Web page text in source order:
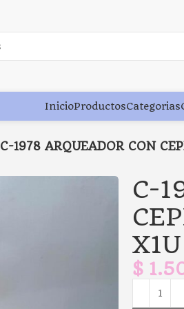
InicioProductosCategorias
C-1978 ARQUEADOR CON
C-
X1U
$